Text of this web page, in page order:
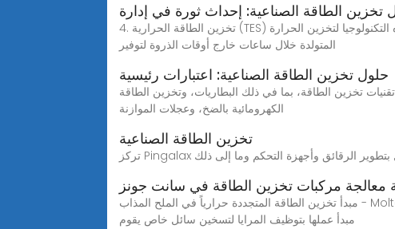
تخزين الطاقة الصناعية: إحداث ثورة في إدارة
4. تخزين الطاقة الحرارية (TES) يتضمن تخزين الطاقة الحرارية تخزين الحرارة أو البرد للاستخدام لاحقًا. في التطبيقات الصناعية ، غالبًا ما تستخدم هذه التكنولوجيا لتخزين الحرارة
المتولدة خلال ساعات خارج أوقات الذروة لتوفير
حلول تخزين الطاقة الصناعية: اعتبارات رئيسية
تخزين الطاقة، بما في ذلك البطاريات، وتخزين الطاقة
الكهرومائية بالضخ، وعجلات الموازنة
تخزين الطاقة الصناعية
معالجة مركبات تخزين الطاقة في سانت جونز
مبدأ تخزين الطاقة المتجددة حرارياً في الملح المذاب - Molten Salt. تتم هذه العملية غالباً في محطات الطاقة الشمسية المركزة Concentrated solar power CSP و التي يقوم
مبدأ عملها بتوظيف المرايا لتسخين سائل خاص يقوم